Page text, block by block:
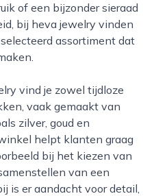
of een bijzonder sieraad
bij heva jewelry vinden
assortiment dat
vaak gemaakt van
zilver, goud en
helpt klanten graag
bij het kiezen van
van een
is er aandacht voor detail,